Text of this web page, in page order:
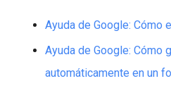
Ayuda de Google: Cómo
Ayuda de Google: Cómo
automáticamente en un